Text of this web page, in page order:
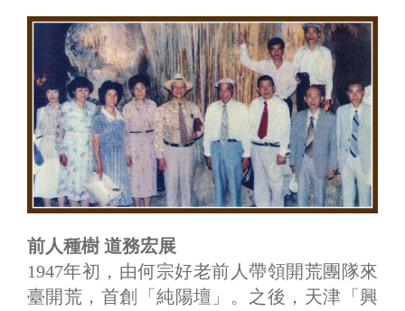
前人種樹 道務宏展
1947年初，由何宗好老前人帶領開荒團隊來
臺開荒，首創「純陽壇」。之後，天津「興